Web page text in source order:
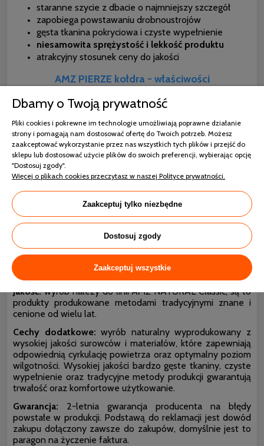
staranne szycie z dbacie o najmniejszy szczegół
zapobiega powstawaniu drobnoustrojów
gęsta tkanina pokryciowa i czyste wypełnienie
niesamowita sprężystość i lekkość produktu
atrakcyjny stosunek ceny do jakości
AMZ PIERZE kołdra - właściwości
Tkanina pokryciowa:mocny inlet 100% bawełna o
gramaturze 185g/m2.
Ilość wypełnienia:
Całoroczna:135x200 - 1500g, 155x200 - 1800g,
180x200 - 2200g, 200x200 - 2400g, 200x220 -
2700g.
3000g.
Szycie i wykończenie:kołdra o budowie tradycyjnej -
szyta w technologii zimnego szwu zapewniającemu lepszą
cyrkulację powietrza. Kratki są szczelnie zamknięte
uniemożliwiając przemieszczaniu się wypełnianiu pomiędzy
komorami. Wykończona bizą, która poza walorami
estetycznymi dodatkowo uszczelnia kołdrę..
Jakość:wyrób należy do linii AMZ NATURAL Classic, są to
produkty produkowane metodami tradycyjnymi znane i
cenione od wielu lat.
Cechy dodatkowe: wyrób naturalny wyprodukowany z
wysokiej jakości surowców i materiałów, które zapewniają
odpowiednią cyrkulację powietrza oraz optymalny poziom
wilgotności. Wysokiej jakości bardzo gęste tkaniny, czyste
wypełnienie oraz tradycyjne metody produkcji gwarantują
trwałość oraz komfortowe użytkowanie.
Gwarancja: 2-letnia gwarancja producenta na błędy
powstałe w produkcji. Podstawą do reklamacji jest dowód
zakupu dołączony zawsze do zakupów, domyślnie jest to
paragon na życzenie faktura.
Dbamy o Twoją prywatność
Pliki cookies i pokrewne im technologie umożliwiają poprawne działanie
strony i pomagają nam dostosować ofertę do Twoich potrzeb. Możesz
zaakceptować wykorzystanie przez nas wszystkich tych plików i przejść do
sklepu lub dostosować użycie plików do swoich preferencji, wybierając opcję
"Dostosuj zgody".
Więcej o plikach cookies przeczytasz w naszej Polityce prywatności.
Zaakceptuj tylko niezbędne
Dostosuj zgody
Zaakceptuj wszystkie